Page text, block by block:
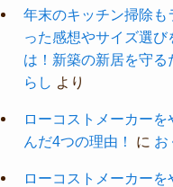
年末のキッチン掃除
った感想やサイズ選び
は！新築の新居を守る
らし
より
ローコストメーカー
んだ4つの理由！
に お
ローコストメーカー